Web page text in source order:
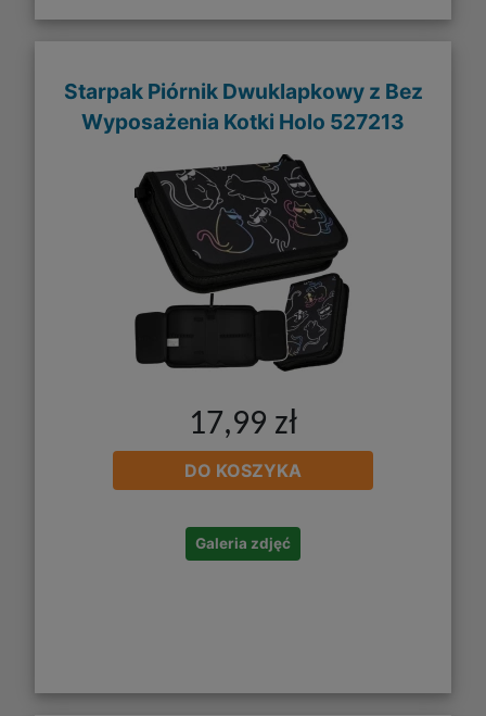
Starpak Piórnik Dwuklapkowy z Bez
Wyposażenia Kotki Holo 527213
17,99 zł
DO KOSZYKA
Galeria zdjęć